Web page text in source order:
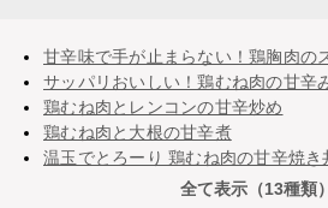
甘辛味で手が止まらない！鶏胸肉の
サッパリおいしい！鶏むね肉の甘辛
鶏むね肉とレンコンの甘辛炒め
鶏むね肉と大根の甘辛煮
温玉でとろーり 鶏むね肉の甘辛焼き
全て表示（13種類）